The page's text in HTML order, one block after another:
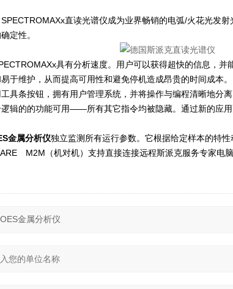
直读光谱仪成为业界畅销的电弧/火花光发
定性。
具有分析速度。用户可以获得超快的信息，并
于维护，从而提高可用性和避免停机造成昂贵的时间成本。
具条按钮，拥有用户管理系统，并将操作与编程清晰地分
辑的的功能可用——所有其它指令均被隐藏。通过新的应
金属分析仪独立监测所有运行参数。它根据给定样本的特
M2M（机对机）支持直接连接远程斯派克服务专家电脑